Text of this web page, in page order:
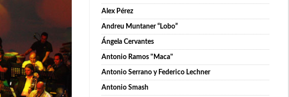
Alex Pérez
Andreu Muntaner “Lobo”
Ángela Cervantes
Antonio Ramos "Maca"
Antonio Serrano y Federico Lechner
Antonio Smash